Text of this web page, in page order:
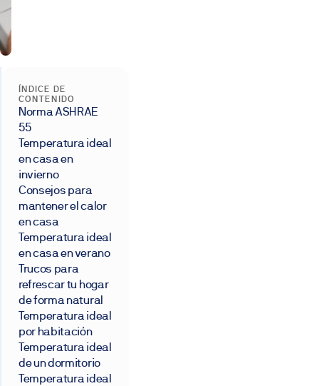
ÍNDICE DE
CONTENIDO
Norma ASHRAE
55
Temperatura ideal
en casa en
invierno
Consejos para
mantener el calor
en casa
Temperatura ideal
en casa en verano
Trucos para
refrescar tu hogar
de forma natural
Temperatura ideal
por habitación
Temperatura ideal
de un dormitorio
Temperatura ideal